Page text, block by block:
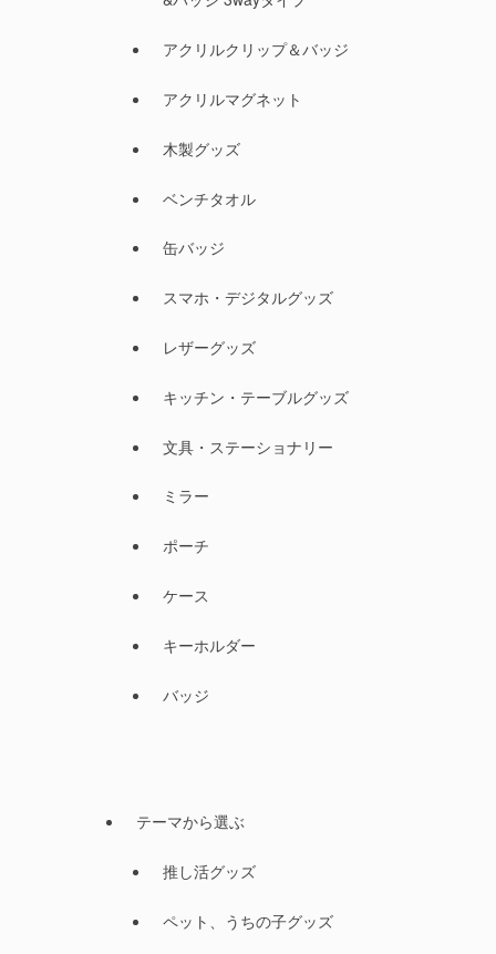
アクリルクリップ＆バッジ
アクリルマグネット
木製グッズ
ベンチタオル
缶バッジ
スマホ・デジタルグッズ
レザーグッズ
キッチン・テーブルグッズ
文具・ステーショナリー
ミラー
ポーチ
ケース
キーホルダー
バッジ
テーマから選ぶ
推し活グッズ
ペット、うちの子グッズ